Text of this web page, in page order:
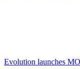
Evolution launches